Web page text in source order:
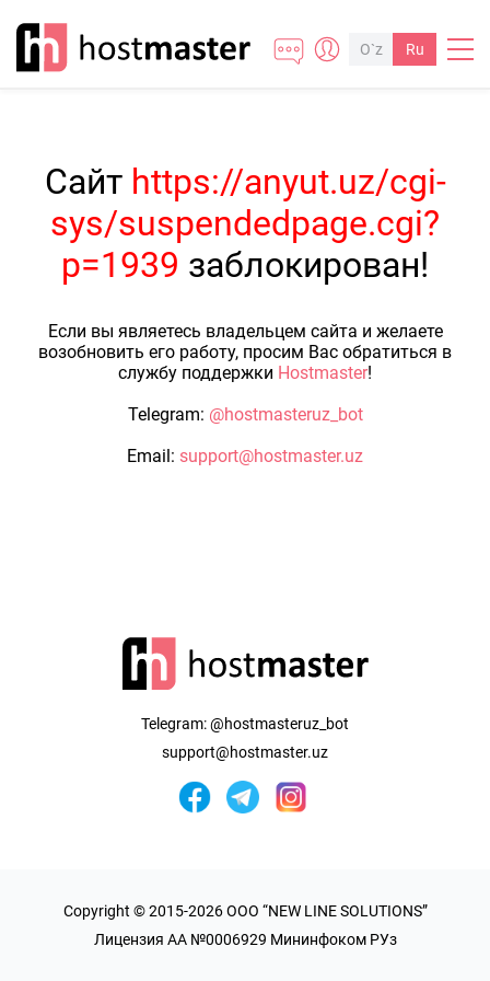
O`z Ru
Сайт https://anyut.uz/cgi-
sys/suspendedpage.cgi?
p=1939 заблокирован!
Если вы являетесь владельцем сайта и желаете
возобновить его работу, просим Вас обратиться в
службу поддержки Hostmaster!
Telegram: @hostmasteruz_bot
Email: support@hostmaster.uz
Telegram:@hostmasteruz_bot
support@hostmaster.uz
Copyright © 2015-2026 OOO “NEW LINE SOLUTIONS”
Лицензия AA №0006929 Мининфоком РУз